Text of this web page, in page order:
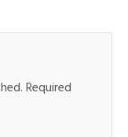
Required